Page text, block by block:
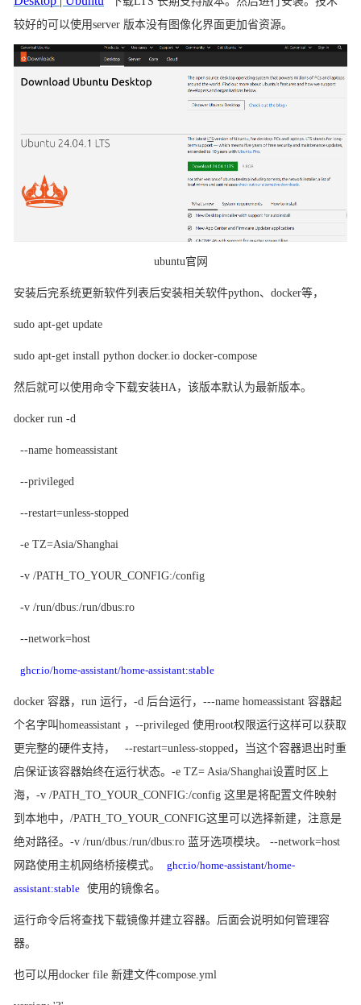
较好的可以使用server 版本没有图像化界面更加省资源。
ubuntu官网
安装后完系统更新软件列表后安装相关软件python、docker等，
sudo apt-get update
sudo apt-get install python docker.io docker-compose
然后就可以使用命令下载安装HA，该版本默认为最新版本。
docker run -d
--name homeassistant
--privileged
--restart=unless-stopped
-e TZ=Asia/Shanghai
-v /PATH_TO_YOUR_CONFIG:/config
-v /run/dbus:/run/dbus:ro
--network=host
ghcr.io/home-assistant/home-assistant:stable
docker 容器，run 运行，-d 后台运行，---name homeassistant 容器起
个名字叫homeassistant ，--privileged 使用root权限运行这样可以获取
更完整的硬件支持， --restart=unless-stopped，当这个容器退出时重
启保证该容器始终在运行状态。-e TZ= Asia/Shanghai设置时区上
海，-v /PATH_TO_YOUR_CONFIG:/config 这里是将配置文件映射
到本地中，/PATH_TO_YOUR_CONFIG这里可以选择新建，注意是
绝对路径。-v /run/dbus:/run/dbus:ro 蓝牙选项模块。 --network=host
网路使用主机网络桥接模式。 ghcr.io/home-assistant/home-
assistant:stable 使用的镜像名。
运行命令后将查找下载镜像并建立容器。后面会说明如何管理容
器。
也可以用docker file 新建文件compose.yml